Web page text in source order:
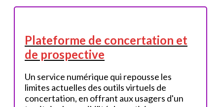
Plateforme de concertation et
de prospective
Un service numérique qui repousse les
limites actuelles des outils virtuels de
concertation, en offrant aux usagers d'un